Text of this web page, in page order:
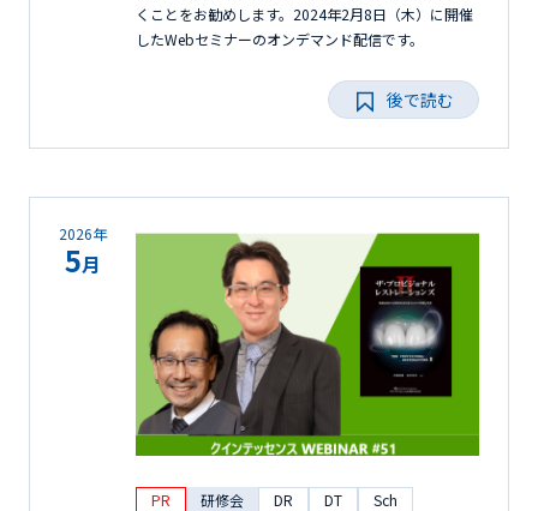
くことをお勧めします。2024年2月8日（木）に開催
したWebセミナーのオンデマンド配信です。
後で読む
2026年
5月
PR 研修会 DR DT Sch